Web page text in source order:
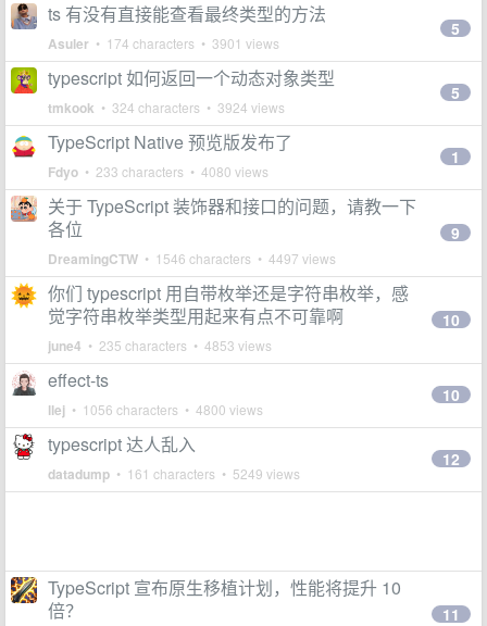
ts 有没有直接能查看最终类型的方法
Asuler • 174 characters • 3901 views
5
typescript 如何返回一个动态对象类型
tmkook • 324 characters • 3924 views
5
TypeScript Native 预览版发布了
Fdyo • 233 characters • 4080 views
1
关于 TypeScript 装饰器和接口的问题，请教一下
各位
DreamingCTW • 1546 characters • 4497 views
9
你们 typescript 用自带枚举还是字符串枚举，感
觉字符串枚举类型用起来有点不可靠啊
june4 • 235 characters • 4853 views
10
effect-ts
llej • 1056 characters • 4800 views
10
typescript 达人乱入
datadump • 161 characters • 5249 views
12
TypeScript 宣布原生移植计划，性能将提升 10
倍？
11